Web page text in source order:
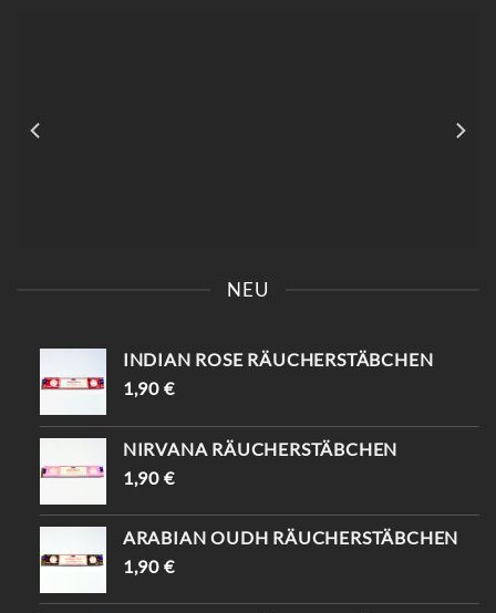
NEU
INDIAN ROSE RÄUCHERSTÄBCHEN
1,90 €
NIRVANA RÄUCHERSTÄBCHEN
1,90 €
ARABIAN OUDH RÄUCHERSTÄBCHEN
1,90 €